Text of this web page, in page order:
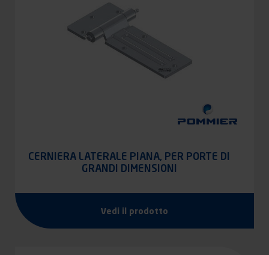
CERNIERA LATERALE PIANA, PER PORTE DI
GRANDI DIMENSIONI
Vedi il prodotto